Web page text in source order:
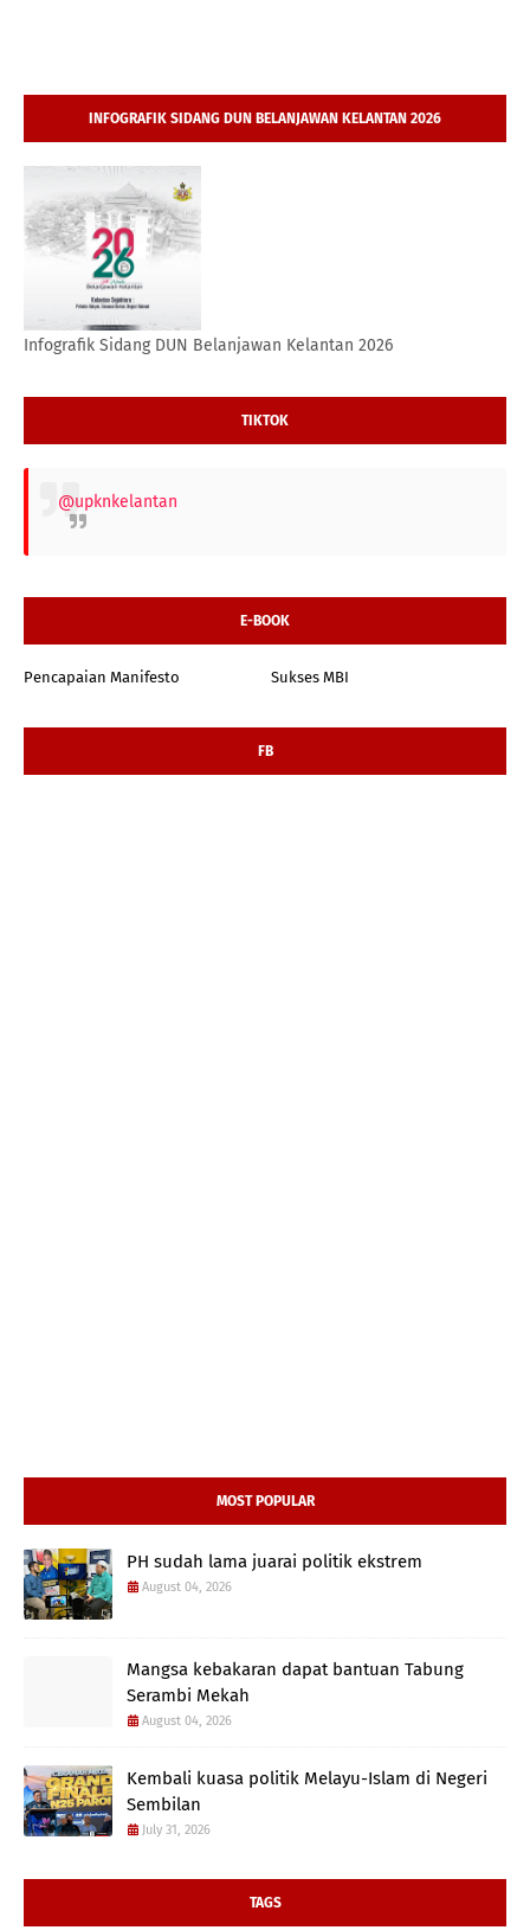
INFOGRAFIK SIDANG DUN BELANJAWAN KELANTAN 2026
Infografik Sidang DUN Belanjawan Kelantan 2026
TIKTOK
@upknkelantan
E-BOOK
Pencapaian Manifesto Sukses MBI
FB
MOST POPULAR
PH sudah lama juarai politik ekstrem
August 04, 2026
Mangsa kebakaran dapat bantuan Tabung
Serambi Mekah
August 04, 2026
Kembali kuasa politik Melayu-Islam di Negeri
Sembilan
July 31, 2026
TAGS